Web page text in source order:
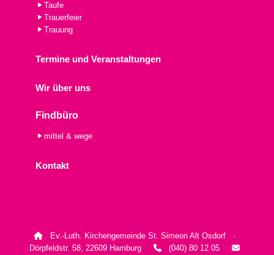
Taufe
Trauerfeier
Trauung
Termine und Veranstaltungen
Wir über uns
Findbüro
mittel & wege
Kontakt
 Ev.-Luth. Kirchengemeinde St. Simeon Alt Osdorf ·
Dörpfeldstr. 58, 22609 Hamburg  (040) 80 12 05 